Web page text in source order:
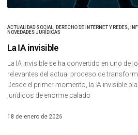
ACTUALIDAD SOCIAL DERECHO DE INTERNET Y REDES
NOVEDADES JURÍDICAS
La IA invisible
La IA invisible se ha convertido en uno de
relevantes del actual proceso de
Desde el primer momento, la IA invisible
jurídicos de enorme calado
18 de enero de 2026